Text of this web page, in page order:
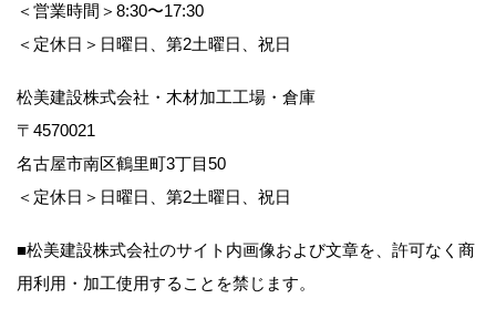
＜営業時間＞8:30〜17:30
＜定休日＞日曜日、第2土曜日、祝日
松美建設株式会社・木材加工工場・倉庫
〒4570021
名古屋市南区鶴里町3丁目50
＜定休日＞日曜日、第2土曜日、祝日
■松美建設株式会社のサイト内画像および文章を、許可なく商
用利用・加工使用することを禁じます。